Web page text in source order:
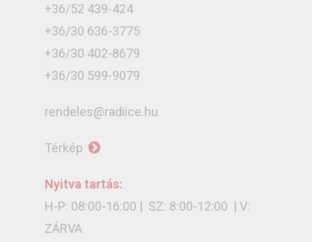
+36/52 439-424
+36/30 636-3775
+36/30 402-8679
+36/30 599-9079
rendeles@radiice.hu
Térkép
Nyitva tartás:
H-P: 08:00-16:00 | SZ: 8:00-12:00 | V:
ZÁRVA